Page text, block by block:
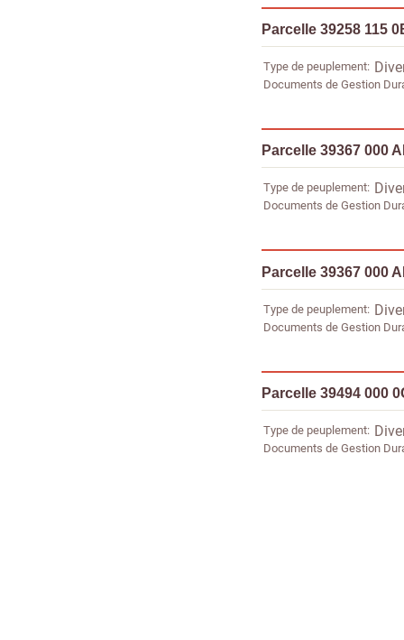
Parcelle 39258 115
Type de peuplement
Documents de Gestion
Parcelle 39367 000
Type de peuplement
Documents de Gestion
Parcelle 39367 000
Type de peuplement
Documents de Gestion
Parcelle 39494 000
Type de peuplement
Documents de Gestion